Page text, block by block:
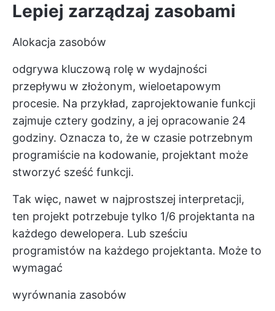
Lepiej zarządzaj zasobami
Alokacja zasobów
odgrywa kluczową rolę w wydajności
przepływu w złożonym, wieloetapowym
procesie. Na przykład, zaprojektowanie funkcji
zajmuje cztery godziny, a jej opracowanie 24
godziny. Oznacza to, że w czasie potrzebnym
programiście na kodowanie, projektant może
stworzyć sześć funkcji.
Tak więc, nawet w najprostszej interpretacji,
ten projekt potrzebuje tylko 1/6 projektanta na
każdego dewelopera. Lub sześciu
programistów na każdego projektanta. Może to
wymagać
wyrównania zasobów